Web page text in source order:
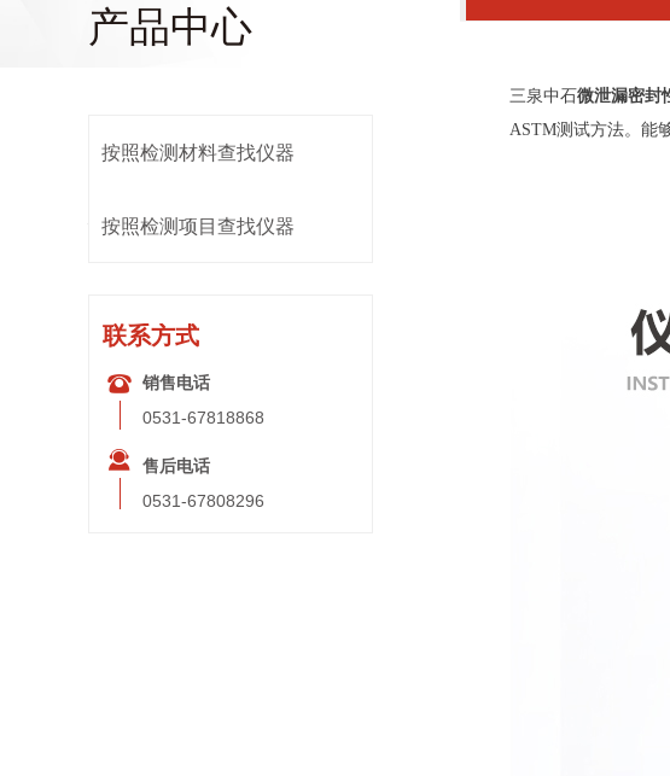
产品中心
按照检测材料查找仪器
按照检测项目查找仪器
联系方式
销售电话
0531-67818868
售后电话
0531-67808296
뀰
끤
三泉中石微泄漏密封
ASTM测试方法。能